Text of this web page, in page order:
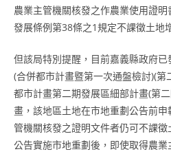
農業主管機關核發之作農業使用證
發展條例第38條之1規定不課徵土地
但該局特別提醒，目前嘉義縣政府
(合併都市計畫暨第一次通盤檢討)(
都市計畫第二期發展區細部計畫(第
畫，該地區土地在市地重劃公告前
管機關核發之證明文件者仍可不課
公告實施市地重劃後，即使取得農